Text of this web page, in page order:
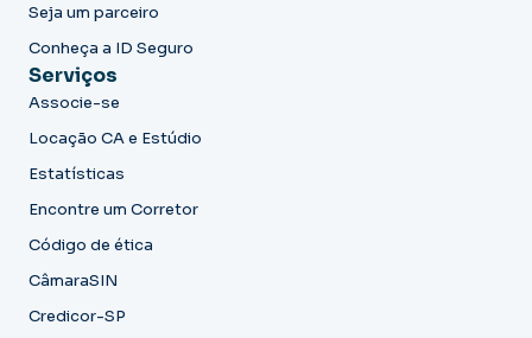
Seja um parceiro
Conheça a ID Seguro
Serviços
Associe-se
Locação CA e Estúdio
Estatísticas
Encontre um Corretor
Código de ética
CâmaraSIN
Credicor-SP